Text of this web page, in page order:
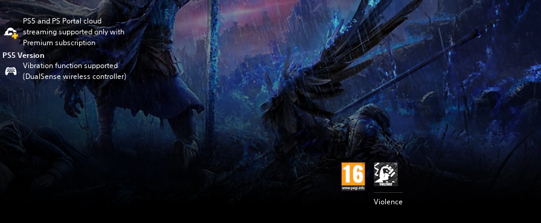
PS5 and PS Portal cloud
streaming supported only with
Premium subscription
PS5 Version
Vibration function supported
(DualSense wireless controller)
Violence